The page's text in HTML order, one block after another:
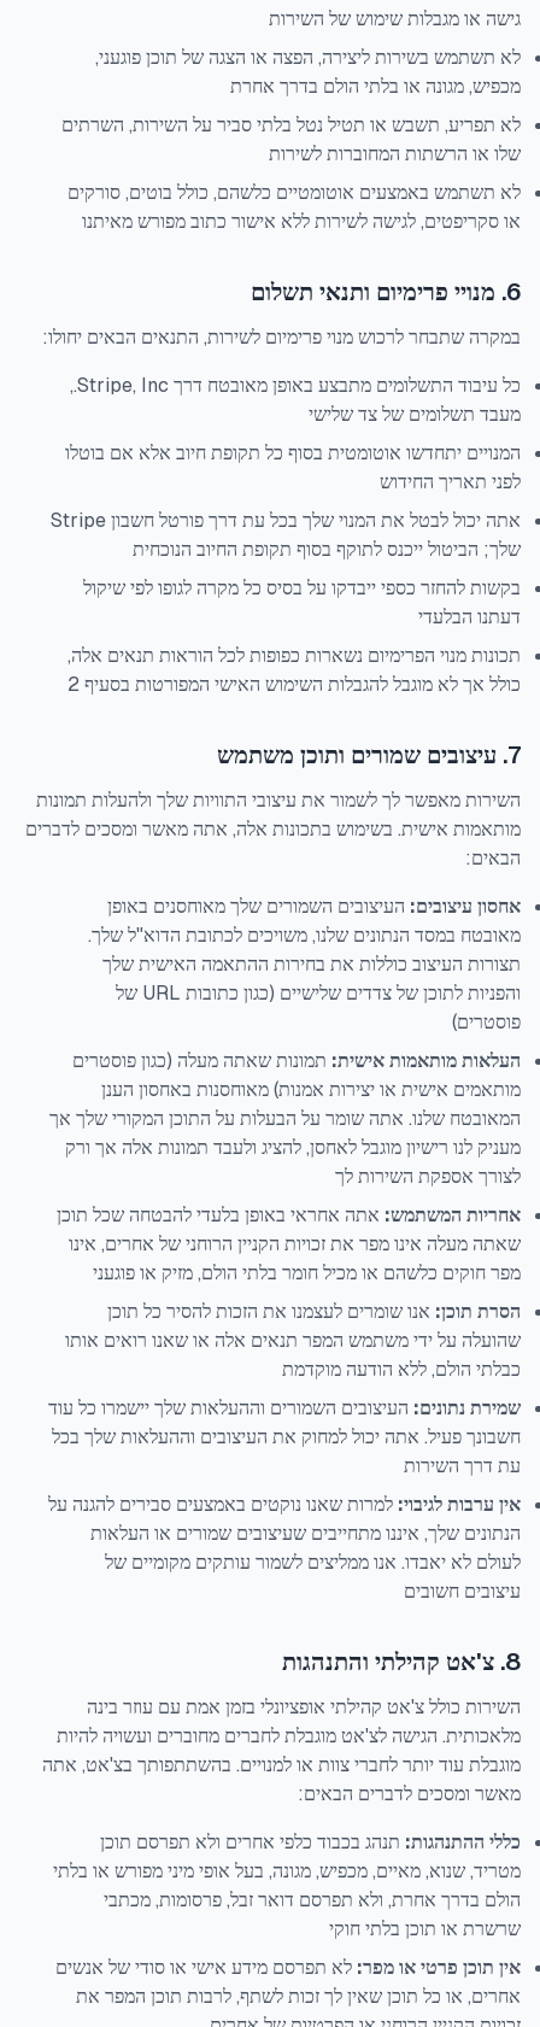
גישה או מגבלות שימוש של השירות
לא תשתמש בשירות ליצירה, הפצה או הצגה של תוכן פוגעני,
מכפיש, מגונה או בלתי הולם בדרך אחרת
לא תפריע, תשבש או תטיל נטל בלתי סביר על השירות, השרתים
שלו או הרשתות המחוברות לשירות
לא תשתמש באמצעים אוטומטיים כלשהם, כולל בוטים, סורקים
או סקריפטים, לגישה לשירות ללא אישור כתוב מפורש מאיתנו
6. מנויי פרימיום ותנאי תשלום
במקרה שתבחר לרכוש מנוי פרימיום לשירות, התנאים הבאים יחולו:
כל עיבוד התשלומים מתבצע באופן מאובטח דרך Stripe, Inc.,
מעבד תשלומים של צד שלישי
המנויים יתחדשו אוטומטית בסוף כל תקופת חיוב אלא אם בוטלו
לפני תאריך החידוש
אתה יכול לבטל את המנוי שלך בכל עת דרך פורטל חשבון Stripe
שלך; הביטול ייכנס לתוקף בסוף תקופת החיוב הנוכחית
בקשות להחזר כספי ייבדקו על בסיס כל מקרה לגופו לפי שיקול
דעתנו הבלעדי
תכונות מנוי הפרימיום נשארות כפופות לכל הוראות תנאים אלה,
כולל אך לא מוגבל להגבלות השימוש האישי המפורטות בסעיף 2
7. עיצובים שמורים ותוכן משתמש
השירות מאפשר לך לשמור את עיצובי התוויות שלך ולהעלות תמונות
מותאמות אישית. בשימוש בתכונות אלה, אתה מאשר ומסכים לדברים
הבאים:
אחסון עיצובים: העיצובים השמורים שלך מאוחסנים באופן
מאובטח במסד הנתונים שלנו, משויכים לכתובת הדוא"ל שלך.
תצורות העיצוב כוללות את בחירות ההתאמה האישית שלך
והפניות לתוכן של צדדים שלישיים (כגון כתובות URL של
פוסטרים)
העלאות מותאמות אישית: תמונות שאתה מעלה (כגון פוסטרים
מותאמים אישית או יצירות אמנות) מאוחסנות באחסון הענן
המאובטח שלנו. אתה שומר על הבעלות על התוכן המקורי שלך אך
מעניק לנו רישיון מוגבל לאחסן, להציג ולעבד תמונות אלה אך ורק
לצורך אספקת השירות לך
אחריות המשתמש: אתה אחראי באופן בלעדי להבטחה שכל תוכן
שאתה מעלה אינו מפר את זכויות הקניין הרוחני של אחרים, אינו
מפר חוקים כלשהם או מכיל חומר בלתי הולם, מזיק או פוגעני
הסרת תוכן: אנו שומרים לעצמנו את הזכות להסיר כל תוכן
שהועלה על ידי משתמש המפר תנאים אלה או שאנו רואים אותו
כבלתי הולם, ללא הודעה מוקדמת
שמירת נתונים: העיצובים השמורים וההעלאות שלך יישמרו כל עוד
חשבונך פעיל. אתה יכול למחוק את העיצובים וההעלאות שלך בכל
עת דרך השירות
אין ערבות לגיבוי: למרות שאנו נוקטים באמצעים סבירים להגנה על
הנתונים שלך, איננו מתחייבים שעיצובים שמורים או העלאות
לעולם לא יאבדו. אנו ממליצים לשמור עותקים מקומיים של
עיצובים חשובים
8. צ'אט קהילתי והתנהגות
השירות כולל צ'אט קהילתי אופציונלי בזמן אמת עם עוזר בינה
מלאכותית. הגישה לצ'אט מוגבלת לחברים מחוברים ועשויה להיות
מוגבלת עוד יותר לחברי צוות או למנויים. בהשתתפותך בצ'אט, אתה
מאשר ומסכים לדברים הבאים:
כללי ההתנהגות: תנהג בכבוד כלפי אחרים ולא תפרסם תוכן
מטריד, שנוא, מאיים, מכפיש, מגונה, בעל אופי מיני מפורש או בלתי
הולם בדרך אחרת, ולא תפרסם דואר זבל, פרסומות, מכתבי
שרשרת או תוכן בלתי חוקי
אין תוכן פרטי או מפר: לא תפרסם מידע אישי או סודי של אנשים
אחרים, או כל תוכן שאין לך זכות לשתף, לרבות תוכן המפר את